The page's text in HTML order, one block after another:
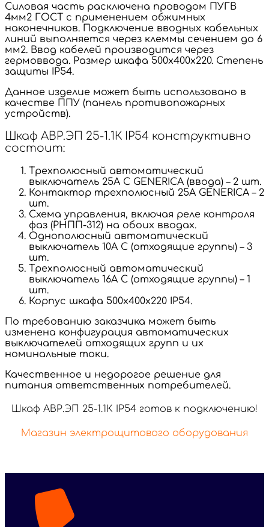
Силовая часть расключена проводом ПУГВ
4мм2 ГОСТ с применением обжимных
наконечников. Подключение вводных кабельных
линий выполняется через клеммы сечением до 6
мм2. Ввод кабелей производится через
гермоввода. Размер шкафа 500х400х220. Степень
защиты IP54.
Данное изделие может быть использовано в
качестве ППУ (панель противопожарных
устройств).
Шкаф АВР.ЭП 25-1.1К IP54 конструктивно
состоит:
Трехполюсный автоматический
выключатель 25А С GENERICA (ввода) – 2 шт.
Контактор трехполюсный 25А GENERICA – 2
шт.
Схема управления, включая реле контроля
фаз (РНПП-312) на обоих вводах.
Однополюсный автоматический
выключатель 10А С (отходящие группы) – 3
шт.
Трехполюсный автоматический
выключатель 16А С (отходящие группы) – 1
шт.
Корпус шкафа 500х400х220 IP54.
По требованию заказчика может быть
изменена конфигурация автоматических
выключателей отходящих групп и их
номинальные токи.
Качественное и недорогое решение для
питания ответственных потребителей.
Шкаф АВР.ЭП 25-1.1К IP54 готов к подключению!
Магазин электрощитового оборудования